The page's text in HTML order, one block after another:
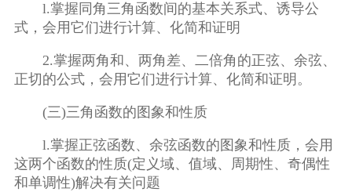
l.掌握同角三角函数间的基本关系式、诱导公
式，会用它们进行计算、化简和证明
2.掌握两角和、两角差、二倍角的正弦、余弦、
正切的公式，会用它们进行计算、化简和证明。
(三)三角函数的图象和性质
l.掌握正弦函数、余弦函数的图象和性质，会用
这两个函数的性质(定义域、值域、周期性、奇偶性
和单调性)解决有关问题